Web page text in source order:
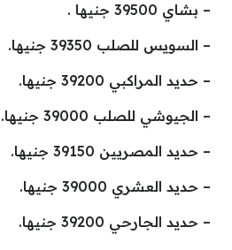
– بشاي 39500 جنيها .
– السويس للصلب 39350 جنيها.
– حديد المراكبي 39200 جنيها.
– الجيوشي للصلب 39000 جنيها.
– حديد المصريين 39150 جنيها.
– حديد العشري 39000 جنيها.
– حديد الجارحي 39200 جنيها.